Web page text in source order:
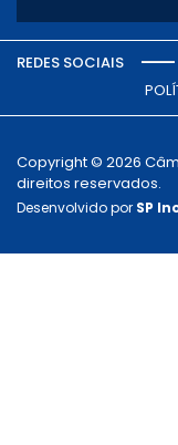
REDES SOCIAIS
Copyright © 2026
direitos reservados.
Desenvolvido por SP